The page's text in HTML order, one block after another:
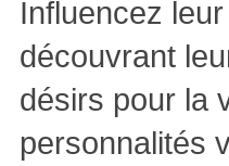
Influencez
découvrant
désirs pour la
personnalités